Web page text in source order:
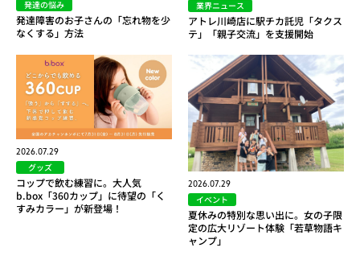
発達の悩み
発達障害のお子さんの「忘れ物を少
なくする」方法
業界ニュース
アトレ川崎店に駅チカ託児「タクス
テ」「親子交流」を支援開始
2026.07.29
グッズ
コップで飲む練習に。大人気
b.box「360カップ」に待望の「く
すみカラー」が新登場！
2026.07.29
イベント
夏休みの特別な思い出に。女の子限
定の広大リゾート体験「若草物語キ
ャンプ」